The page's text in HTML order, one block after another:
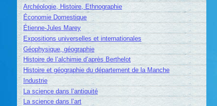
Archéologie, Histoire, Ethnographie
Économie Domestique
Étienne-Jules Marey
Expositions universelles et internationales
Géophysique, géographie
Histoire de l’alchimie d’après Berthelot
Histoire et géographie du département de la Manche
Industrie
La science dans l’antiquité
La science dans l’art